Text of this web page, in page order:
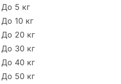
До 5 кг
До 10 кг
До 20 кг
До 30 кг
До 40 кг
До 50 кг